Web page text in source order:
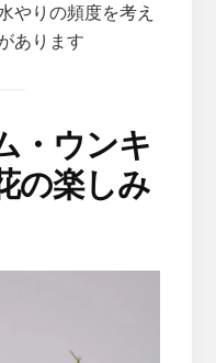
やりの頻度を考え
あります
・ウンキ
の楽しみ